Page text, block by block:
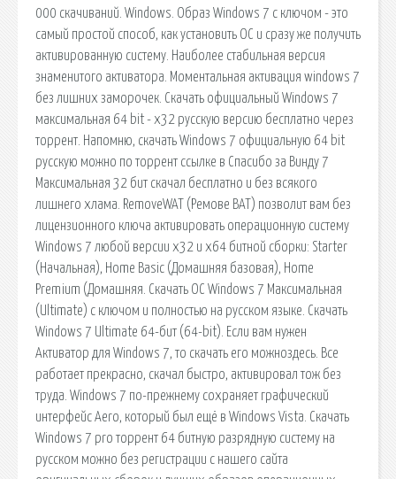
000 скачиваний. Windows. Образ Windows 7 с ключом - это
самый простой способ, как установить ОС и сразу же получить
активированную систему. Наиболее стабильная версия
знаменитого активатора. Моментальная активация windows 7
без лишних заморочек. Скачать официальный Windows 7
максимальная 64 bit - x32 русскую версию бесплатно через
торрент. Напомню, скачать Windows 7 официальную 64 bit
русскую можно по торрент ссылке в Спасибо за Винду 7
Максимальная 32 бит скачал бесплатно и без всякого
лишнего хлама. RemoveWAT (Ремове ВАТ) позволит вам без
лицензионного ключа активировать операционную систему
Windows 7 любой версии x32 и x64 битной сборки: Starter
(Начальная), Home Basic (Домашняя базовая), Home
Premium (Домашняя. Скачать ОС Windows 7 Максимальная
(Ultimate) с ключом и полностью на русском языке. Скачать
Windows 7 Ultimate 64-бит (64-bit). Если вам нужен
Активатор для Windows 7, то скачать его можноздесь. Все
работает прекрасно, скачал быстро, активировал тож без
труда. Windows 7 по-прежнему сохраняет графический
интерфейс Aero, который был ещё в Windows Vista. Скачать
Windows 7 pro торрент 64 битную разрядную систему на
русском можно без регистрации с нашего сайта